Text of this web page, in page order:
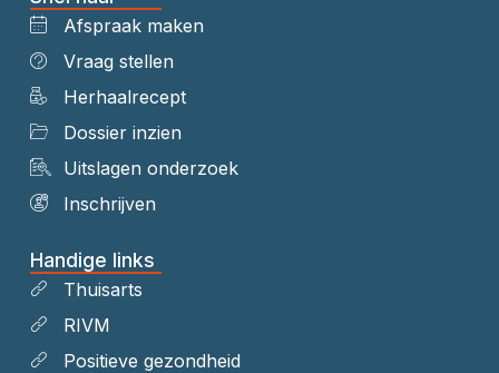
Afspraak maken
Vraag stellen
Herhaalrecept
Dossier inzien
Uitslagen onderzoek
Inschrijven
Handige links
Thuisarts
RIVM
Positieve gezondheid